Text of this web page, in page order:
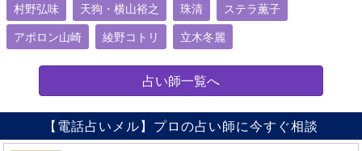
村野弘味 天狗・横山裕之 珠清 ステラ薫子
アポロン山崎 綾野コトリ 立木冬麗
占い師一覧へ
【電話占いメル】プロの占い師に今すぐ相談